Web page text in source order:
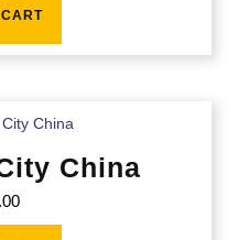
China